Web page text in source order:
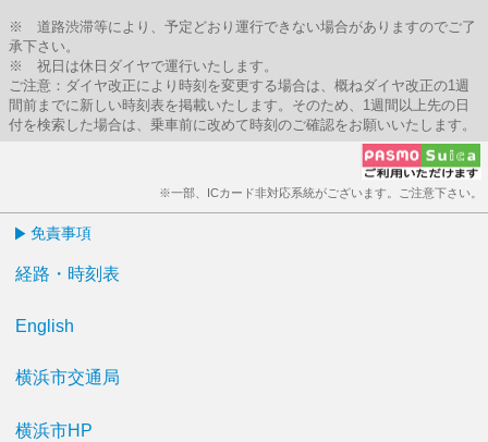
※ 道路渋滞等により、予定どおり運行できない場合がありますのでご了
承下さい。
※ 祝日は休日ダイヤで運行いたします。
ご注意：ダイヤ改正により時刻を変更する場合は、概ねダイヤ改正の1週
間前までに新しい時刻表を掲載いたします。そのため、1週間以上先の日
付を検索した場合は、乗車前に改めて時刻のご確認をお願いいたします。
※一部、ICカード非対応系統がございます。ご注意下さい。
免責事項
経路・時刻表
English
横浜市交通局
横浜市HP